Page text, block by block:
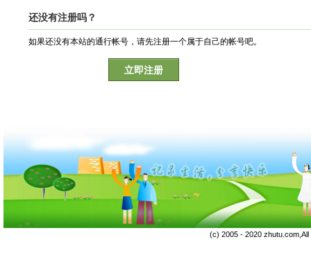
还没有注册吗？
如果还没有本站的通行帐号，请先注册一个属于自己的帐号吧。
立即注册
(c) 2005 - 2020